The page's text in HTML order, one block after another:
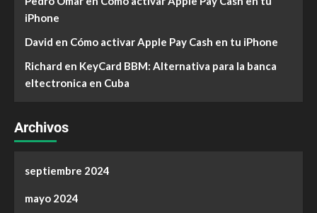
iPhone
David en Cómo activar Apple Pay Cash en tu iPhone
Richard en KeyCard BBM: Alternativa para la banca
eltectronica en Cuba
Archivos
septiembre 2024
mayo 2024